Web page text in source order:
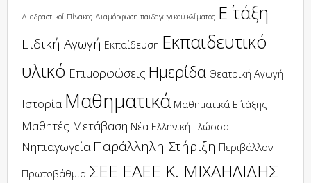
Διαδραστικοί Πίνακες Διαμόρφωση παιδαγωγικού κλίματος Ε΄ τάξη
Ειδική Αγωγή Εκπαίδευση Εκπαιδευτικό
υλικό Επιμορφώσεις Ημερίδα Θεατρική Αγωγή
Ιστορία Μαθηματικά Μαθηματικά Ε΄ τάξης
Μαθητές Μετάβαση Νέα Ελληνική Γλώσσα
Νηπιαγωγεία Παράλληλη Στήριξη Περιβάλλον
Πρωτοβάθμια ΣΕΕ ΕΑΕΕ Κ. ΜΙΧΑΗΛΙΔΗΣ